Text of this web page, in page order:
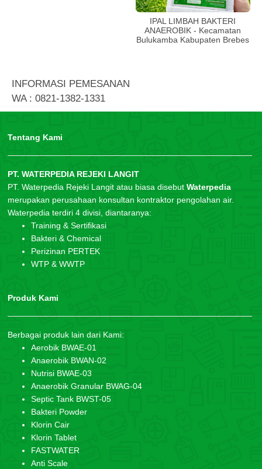
IPAL LIMBAH BAKTERI
ANAEROBIK - Kecamatan
Bulukamba Kabupaten Brebes
INFORMASI PEMESANAN
WA : 0821-1382-1331
Tentang Kami
PT. WATERPEDIA REJEKI LANGIT
PT. Waterpedia Rejeki Langit atau biasa disebut Waterpedia
merupakan perusahaan konsultan kontraktor pengolahan air.
Waterpedia terdiri 4 divisi, diantaranya:
Training & Sertifikasi
Bakteri & Chemical
Perizinan PERTEK
WTP & WWTP
Produk Kami
Berbagai produk lain dari Kami:
Aerobik BWAE-01
Anaerobik BWAN-02
Nutrisi BWAE-03
Anaerobik Granular BWAG-04
Septic Tank BWST-05
Bakteri Powder
Klorin Cair
Klorin Tablet
FASTWATER
Anti Scale